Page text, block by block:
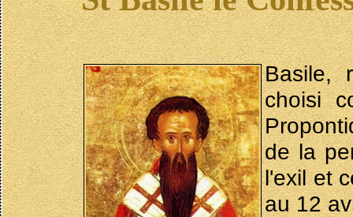
Basile,
choisi
de la
l'exil et
au 12